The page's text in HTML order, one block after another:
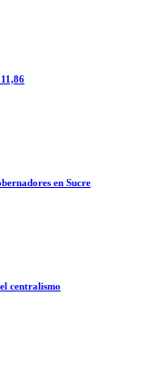
en Sucre
centralismo